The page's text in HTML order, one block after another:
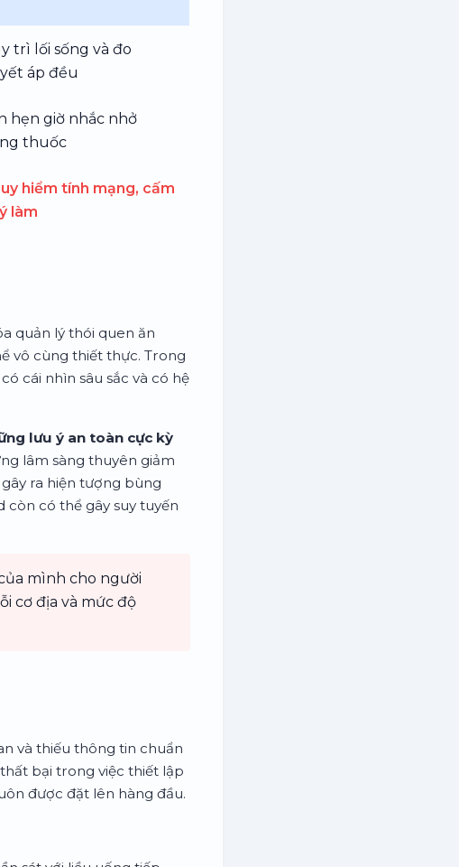
trì lối sống và đo
áp đều
hẹn giờ nhắc nhở
thuốc
hiểm tính mạng, cấm
làm
quản lý thói quen ăn
vô cùng thiết thực. Trong
cái nhìn sâu sắc và có hệ
lưu ý an toàn cực kỳ
lâm sàng thuyên giảm
ra hiện tượng bùng
có thể gây suy tuyến
mình cho người
cơ địa và mức độ
và thiếu thông tin chuẩn
bại trong việc thiết lập
được đặt lên hàng đầu.